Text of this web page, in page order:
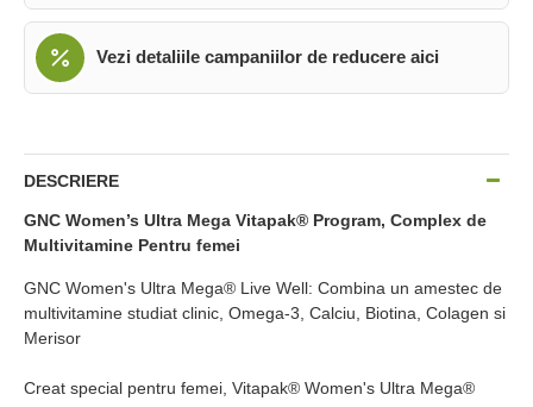
Vezi detaliile campaniilor de reducere aici
DESCRIERE
GNC Women’s Ultra Mega Vitapak® Program, Complex de
Multivitamine Pentru femei
GNC Women's Ultra Mega® Live Well: Combina un amestec de
multivitamine studiat clinic, Omega-3, Calciu, Biotina, Colagen si
Merisor
Creat special pentru femei, Vitapak® Women's Ultra Mega®